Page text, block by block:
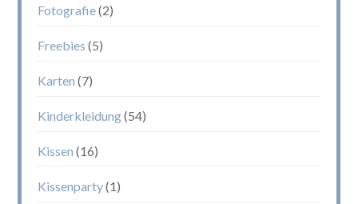
Fotografie(2)
Freebies (5)
Karten (7)
Kinderkleidung(54)
Kissen (16)
Kissenparty(1)